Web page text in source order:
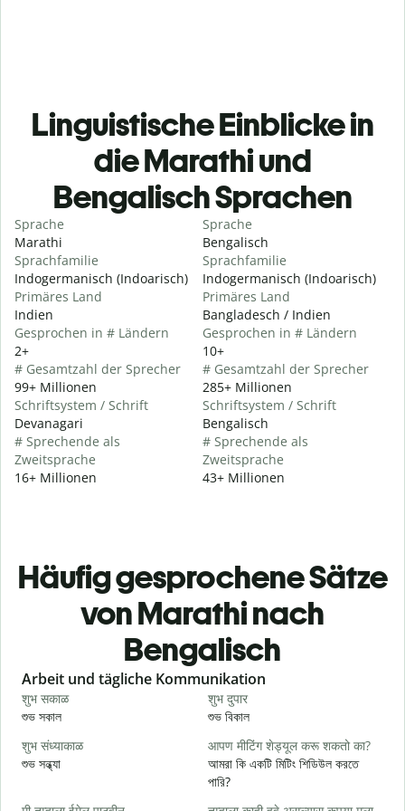
Linguistische Einblicke in
die Marathi und
Bengalisch Sprachen
Sprache
Marathi
Sprachfamilie
Indogermanisch (Indoarisch)
Primäres Land
Indien
Gesprochen in # Ländern
2+
# Gesamtzahl der Sprecher
99+ Millionen
Schriftsystem / Schrift
Devanagari
# Sprechende als
Zweitsprache
16+ Millionen
Sprache
Bengalisch
Sprachfamilie
Indogermanisch (Indoarisch)
Primäres Land
Bangladesch / Indien
Gesprochen in # Ländern
10+
# Gesamtzahl der Sprecher
285+ Millionen
Schriftsystem / Schrift
Bengalisch
# Sprechende als
Zweitsprache
43+ Millionen
Häufig gesprochene Sätze
von Marathi nach
Bengalisch
Slide 1 of 6
Arbeit und tägliche Kommunikation
शुभ सकाळ
শুভ সকাল
शुभ दुपार
শুভ বিকাল
शुभ संध्याकाळ
শুভ সন্ধ্যা
आपण मीटिंग शेड्यूल करू शकतो का?
আমরা কি একটি মিটিং শিডিউল করতে
পারি?